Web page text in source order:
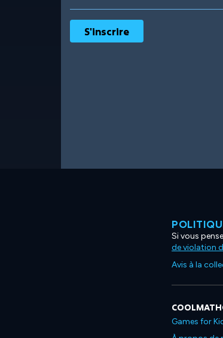
Ooh! Aah!
Si vous
de violation
Avis à la
Games for